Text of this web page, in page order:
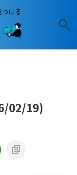
ける
02/19)